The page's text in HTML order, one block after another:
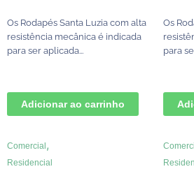
Os Rodapés Santa Luzia com alta
resistência mecânica é indicada
para ser aplicada...
Adicionar ao carrinho
Comercial ,
Residencial
Os
para